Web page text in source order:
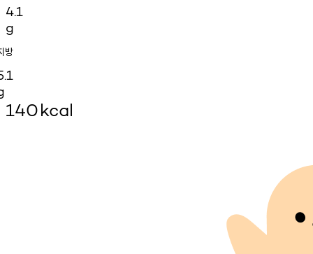
4.1
g
방
140kcal